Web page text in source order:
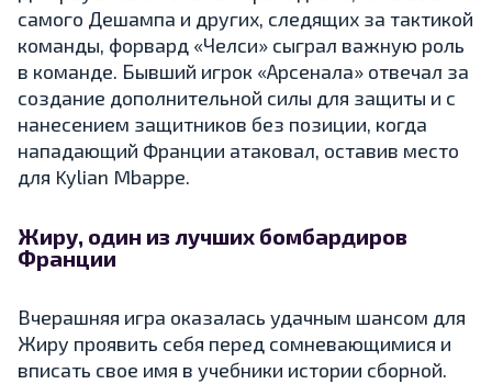
самого Дешампа и других, следящих за тактикой
команды, форвард «Челси» сыграл важную роль
в команде. Бывший игрок «Арсенала» отвечал за
создание дополнительной силы для защиты и с
нанесением защитников без позиции, когда
нападающий Франции атаковал, оставив место
для Kylian Mbappe.
Жиру, один из лучших бомбардиров
Франции
Вчерашняя игра оказалась удачным шансом для
Жиру проявить себя перед сомневающимися и
вписать свое имя в учебники истории сборной.